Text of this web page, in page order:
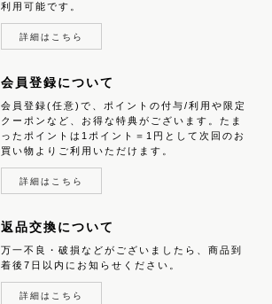
利用可能です。
詳細はこちら
会員登録について
会員登録(任意)で、ポイントの付与/利用や限定
クーポンなど、お得な特典がございます。たま
ったポイントは1ポイント＝1円として次回のお
買い物よりご利用いただけます。
詳細はこちら
返品交換について
万一不良・破損などがございましたら、商品到
着後7日以内にお知らせください。
詳細はこちら